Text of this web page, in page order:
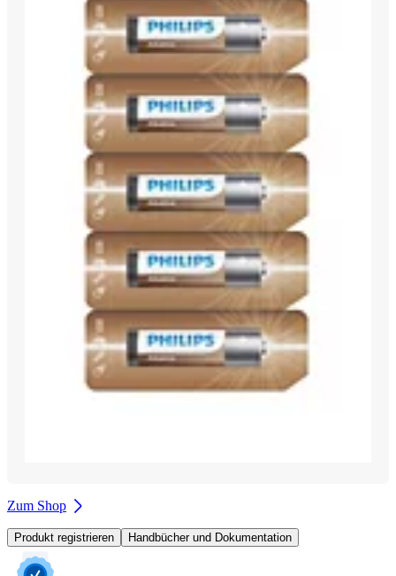
Zum Shop
Produkt registrieren Handbücher und Dokumentation